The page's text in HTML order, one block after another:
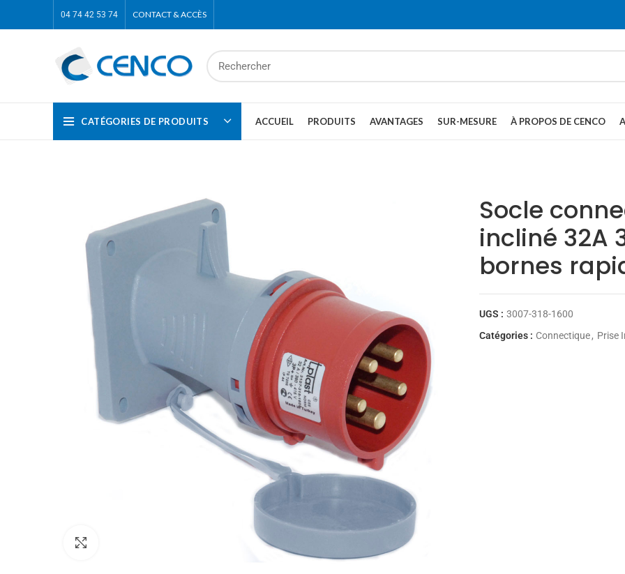
04 74 42 53 74 CONTACT & ACCÈS
CATÉGORIES DE PRODUITS ACCUEIL PRODUITS AVANTAGES SUR-MESURE À PROPOS DE CENCO
Socle
incliné 32A
bornes
UGS : 3007-318-1600
Catégories : Connectique, Prise